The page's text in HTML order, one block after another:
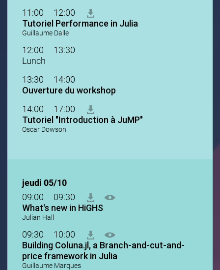
11:00
12:00
Tutoriel Performance in Julia
Guillaume Dalle
12:00
13:30
Lunch
13:30
14:00
Ouverture du workshop
14:00
17:00
Tutoriel "Introduction à JuMP"
Oscar Dowson
jeudi 05/10
09:00
09:30
What's new in HiGHS
Julian Hall
09:30
10:00
Building Coluna.jl, a Branch-and-cut-and-
price framework in Julia
Guillaume Marques